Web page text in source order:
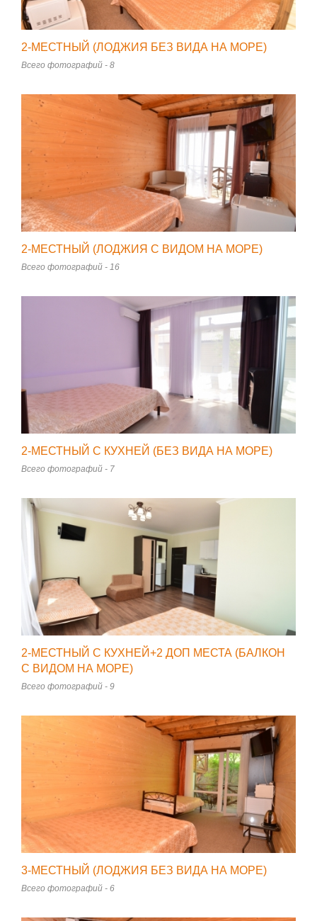
2-МЕСТНЫЙ (ЛОДЖИЯ БЕЗ ВИДА НА МОРЕ)
Всего фотографий - 8
2-МЕСТНЫЙ (ЛОДЖИЯ С ВИДОМ НА МОРЕ)
Всего фотографий - 16
2-МЕСТНЫЙ С КУХНЕЙ (БЕЗ ВИДА НА МОРЕ)
Всего фотографий - 7
2-МЕСТНЫЙ С КУХНЕЙ+2 ДОП МЕСТА (БАЛКОН
С ВИДОМ НА МОРЕ)
Всего фотографий - 9
3-МЕСТНЫЙ (ЛОДЖИЯ БЕЗ ВИДА НА МОРЕ)
Всего фотографий - 6